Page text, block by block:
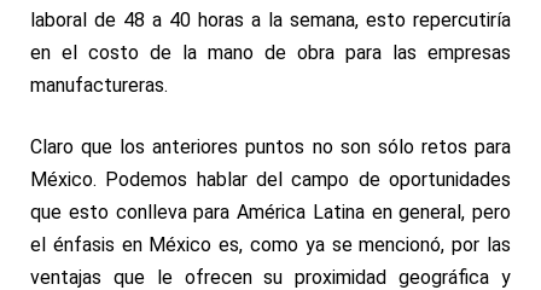
laboral de 48 a 40 horas a la semana, esto repercutiría
en el costo de la mano de obra para las empresas
manufactureras.
Claro que los anteriores puntos no son sólo retos para
México. Podemos hablar del campo de oportunidades
que esto conlleva para América Latina en general, pero
el énfasis en México es, como ya se mencionó, por las
ventajas que le ofrecen su proximidad geográfica y